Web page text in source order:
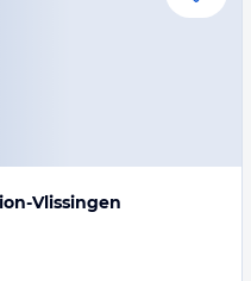
Vlissingen